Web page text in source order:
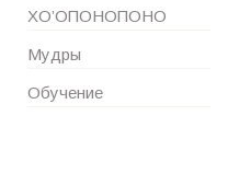
ХО’ОПОНОПОНО
Мудры
Обучение